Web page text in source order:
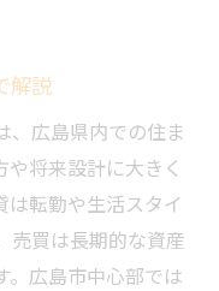
事例を紹介
産売買のコツ
る際のポイント
徴と見分け方
リアの選び方
注意点
解説
、広島県内での住ま
将来設計に大きく
は転勤や生活スタイ
売買は長期的な資産
。広島市中心部では